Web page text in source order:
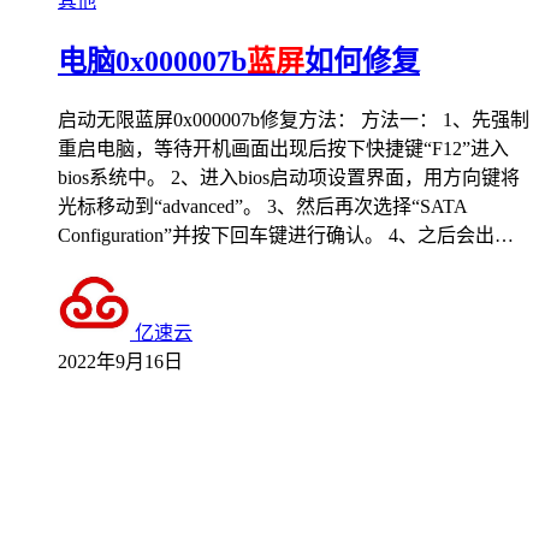
电脑0x000007b蓝屏如何修复
启动无限蓝屏0x000007b修复方法： 方法一： 1、先强制
重启电脑，等待开机画面出现后按下快捷键“F12”进入
bios系统中。 2、进入bios启动项设置界面，用方向键将
光标移动到“advanced”。 3、然后再次选择“SATA
Configuration”并按下回车键进行确认。 4、之后会出…
亿速云
2022年9月16日